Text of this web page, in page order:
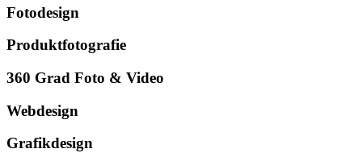
Fotodesign
Produktfotografie
360 Grad Foto & Video
Webdesign
Grafikdesign